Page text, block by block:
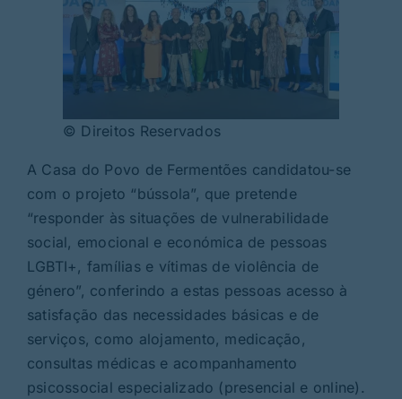
© Direitos Reservados
A Casa do Povo de Fermentões candidatou-se
com o projeto “bússola”, que pretende
“responder às situações de vulnerabilidade
social, emocional e económica de pessoas
LGBTI+, famílias e vítimas de violência de
género”, conferindo a estas pessoas acesso à
satisfação das necessidades básicas e de
serviços, como alojamento, medicação,
consultas médicas e acompanhamento
psicossocial especializado (presencial e online).